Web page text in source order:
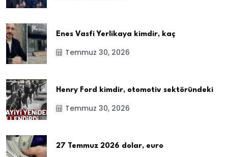
Enes Vasfi Yerlikaya kimdir, kaç
Temmuz 30, 2026
Henry Ford kimdir, otomotiv sektöründeki
Temmuz 30, 2026
27 Temmuz 2026 dolar, euro